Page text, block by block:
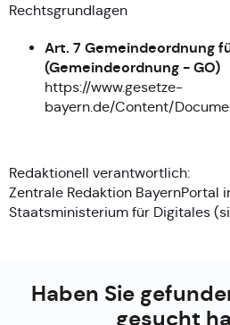
Rechtsgrundlagen
Art. 7 Gemeindeordnung
(Gemeindeordnung - GO)
https://www.gesetze-
bayern.de/Content/
Redaktionell verantwortlich:
Zentrale Redaktion BayernPortal
Staatsministerium für Digitales
Haben Sie
gesucht